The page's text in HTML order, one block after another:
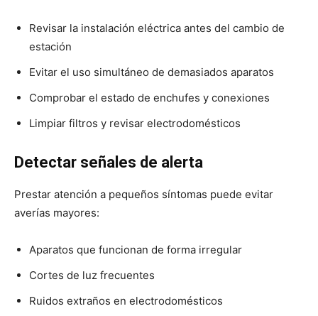
Revisar la instalación eléctrica antes del cambio de
estación
Evitar el uso simultáneo de demasiados aparatos
Comprobar el estado de enchufes y conexiones
Limpiar filtros y revisar electrodomésticos
Detectar señales de alerta
Prestar atención a pequeños síntomas puede evitar
averías mayores:
Aparatos que funcionan de forma irregular
Cortes de luz frecuentes
Ruidos extraños en electrodomésticos